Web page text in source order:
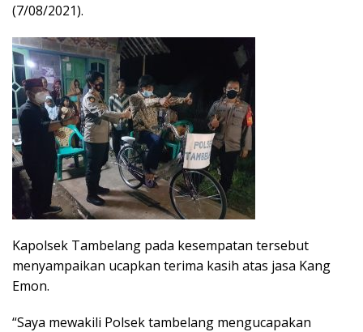
(7/08/2021).
Kapolsek Tambelang pada kesempatan tersebut
menyampaikan ucapkan terima kasih atas jasa Kang
Emon.
“Saya mewakili Polsek tambelang mengucapakan